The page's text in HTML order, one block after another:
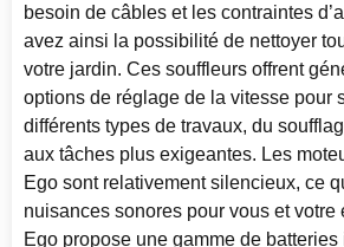
besoin de câbles et les contraintes
avez ainsi la possibilité de nettoyer
votre jardin. Ces souffleurs offrent
options de réglage de la vitesse pour
différents types de travaux, du
aux tâches plus exigeantes. Les
Ego sont relativement silencieux, ce
nuisances sonores pour vous et votre
Ego propose une gamme de